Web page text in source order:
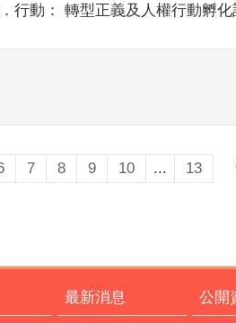
動： 轉型正義及人權行動孵化
7 8 9 10 ... 13
最新消息 公開